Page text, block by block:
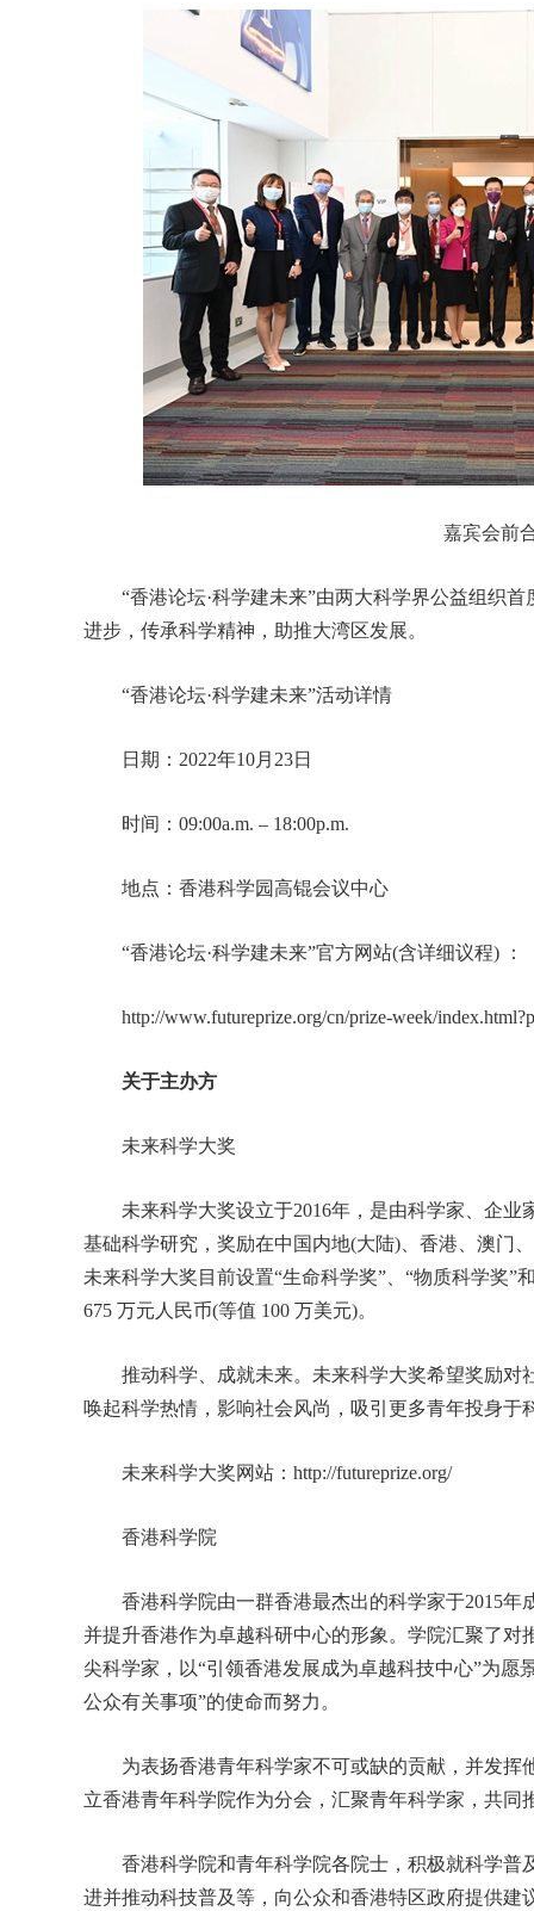
嘉宾会前
“香港论坛·科学建未来”由两大科学界公益组织首
进步，传承科学精神，助推大湾区发展。
“香港论坛·科学建未来”活动详情
日期：2022年10月23日
时间：09:00a.m. – 18:00p.m.
地点：香港科学园高锟会议中心
“香港论坛·科学建未来”官方网站(含详细议程) ：
http://www.futureprize.org/cn/prize-week/
关于主办方
未来科学大奖
未来科学大奖设立于2016年，是由科学家、企业
基础科学研究，奖励在中国内地(大陆)、香港、澳门
未来科学大奖目前设置“生命科学奖”、“物质科学奖”
675 万元人民币(等值 100 万美元)。
推动科学、成就未来。未来科学大奖希望奖励对
唤起科学热情，影响社会风尚，吸引更多青年投身于
未来科学大奖网站：http://futureprize.org/
香港科学院
香港科学院由一群香港最杰出的科学家于2015年
并提升香港作为卓越科研中心的形象。学院汇聚了
尖科学家，以“引领香港发展成为卓越科技中心”为愿
公众有关事项”的使命而努力。
为表扬香港青年科学家不可或缺的贡献，并发挥
立香港青年科学院作为分会，汇聚青年科学家，共同
香港科学院和青年科学院各院士，积极就科学普
进并推动科技普及等，向公众和香港特区政府提供建